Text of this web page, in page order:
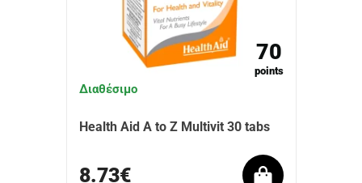
70
points
Διαθέσιμο
Health Aid A to Z Multivit 30 tabs
8.73€